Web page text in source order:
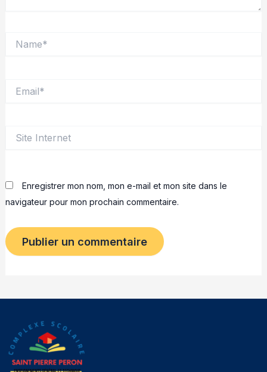
Internet
Enregistrer mon nom, mon e-mail et mon site dans le
navigateur pour mon prochain commentaire.